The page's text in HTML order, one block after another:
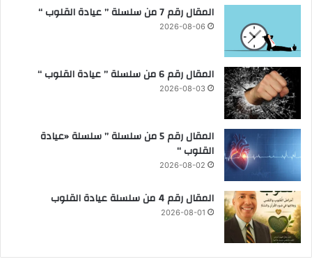
المقال رقم 7 من سلسلة ” عيادة القلوب “
2026-08-06
المقال رقم 6 من سلسلة ” عيادة القلوب “
2026-08-03
المقال رقم 5 من سلسلة ” سلسلة «عيادة
القلوب “
2026-08-02
المقال رقم 4 من سلسلة عيادة القلوب
2026-08-01